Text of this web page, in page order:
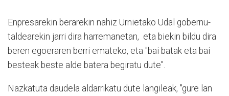
Enpresarekin berarekin nahiz Urnietako Udal gobernu-
taldearekin jarri dira harremanetan, eta biekin bildu dira
beren egoeraren berri emateko, eta "bai batak eta bai
besteak beste alde batera begiratu dute".
Nazkatuta daudela aldarrikatu dute langileak, "gure lan